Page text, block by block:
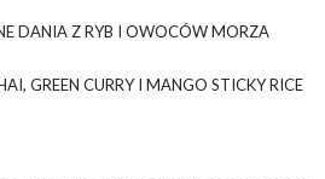
DANIA Z RYB I OWOCÓW MORZA
GREEN CURRY I MANGO STICKY RICE